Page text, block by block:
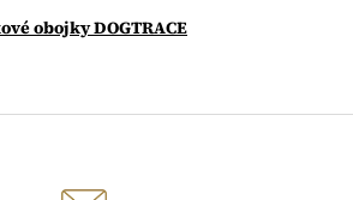
obojky DOGTRACE